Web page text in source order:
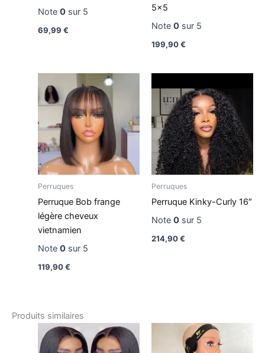
Note 0sur 5
69,99 €
5×5
Note 0sur 5
199,90€
Perruques
Perruque Bob frange
légère cheveux
vietnamien
Note 0sur 5
119,90€
Perruques
Perruque Kinky-Curly 16″
Note 0sur 5
214,90€
Produits similaires